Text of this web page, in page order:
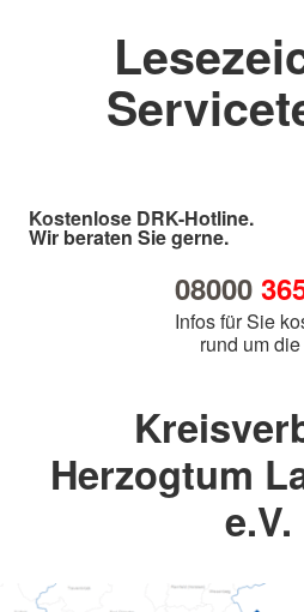
Kostenlose DRK-Hotline.
Wir beraten Sie gerne.
08000
Infos für Sie
rund um
Herzogtum
e.V.